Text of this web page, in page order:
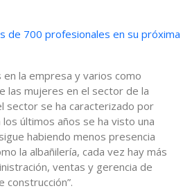
de 700 profesionales en su próxima
la empresa y varios como
las mujeres en el sector de la
sector se ha caracterizado por
últimos años se ha visto una
habiendo menos presencia
la albañilería, cada vez hay más
ventas y gerencia de
construcción”.